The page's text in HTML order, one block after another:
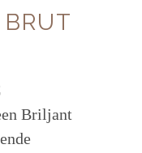
Briljant